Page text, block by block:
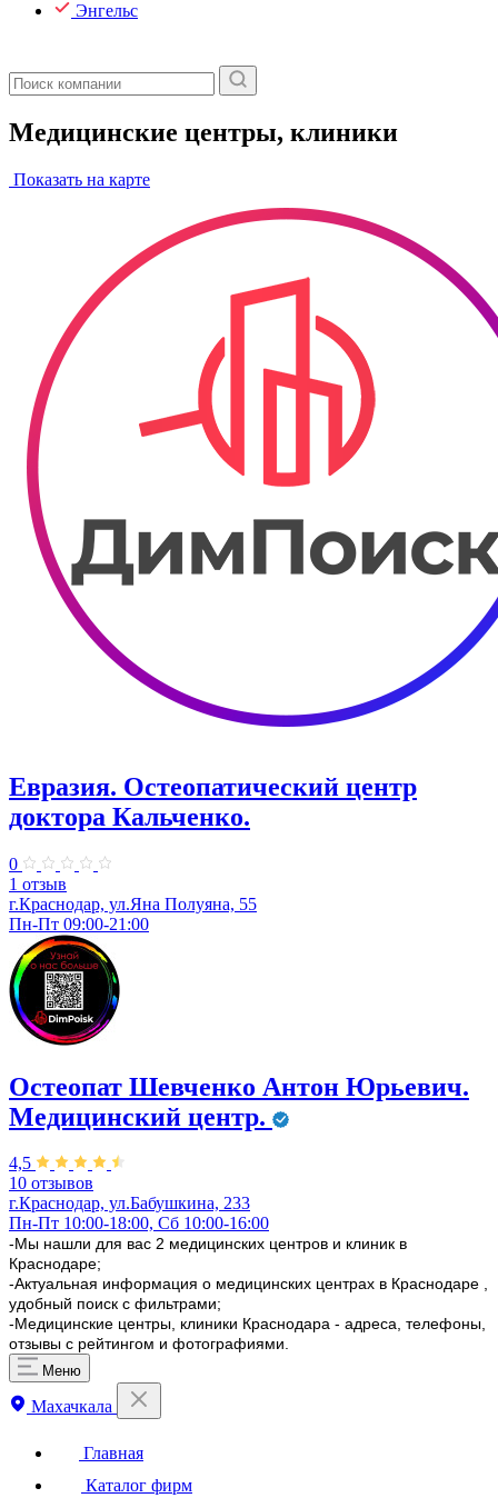
Энгельс
Медицинские центры, клиники
Показать на карте
Евразия. Остеопатический центр
доктора Кальченко.
0
1 отзыв
г.Краснодар, ул.Яна Полуяна, 55
Пн-Пт 09:00-21:00
Остеопат Шевченко Антон Юрьевич.
Медицинский центр.
4,5
10 отзывов
г.Краснодар, ул.Бабушкина, 233
Пн-Пт 10:00-18:00, Сб 10:00-16:00
-Мы нашли для вас 2 медицинских центров и клиник в
Краснодаре;
-Актуальная информация о медицинских центрах в Краснодаре ,
удобный поиск с фильтрами;
-Медицинские центры, клиники Краснодара - адреса, телефоны,
отзывы с рейтингом и фотографиями.
Меню
Махачкала
Главная
Каталог фирм